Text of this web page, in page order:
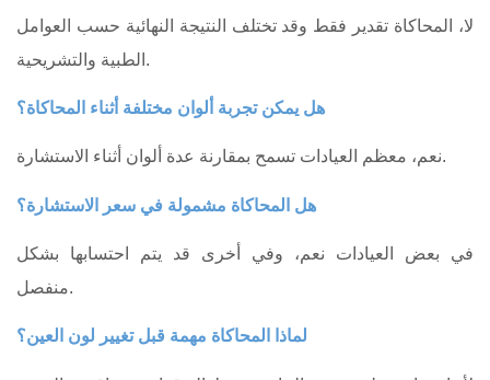
لا، المحاكاة تقدير فقط وقد تختلف النتيجة النهائية حسب العوامل
الطبية والتشريحية.
هل يمكن تجربة ألوان مختلفة أثناء المحاكاة؟
نعم، معظم العيادات تسمح بمقارنة عدة ألوان أثناء الاستشارة.
هل المحاكاة مشمولة في سعر الاستشارة؟
في بعض العيادات نعم، وفي أخرى قد يتم احتسابها بشكل
منفصل.
لماذا المحاكاة مهمة قبل تغيير لون العين؟